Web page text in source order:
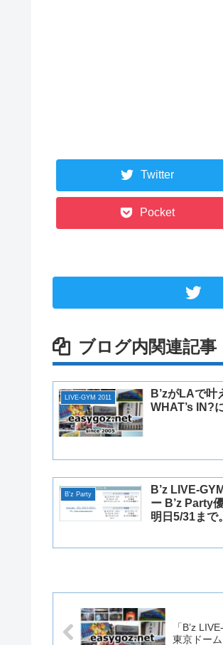
Twitter
Pocket
ブログ内関連記事
LIVE-GYM 2011
B’zがLAで叶
WHAT’s IN?
B'z Party
B’z LIVE-
ー B’z Party
明日5/31まで。
「B’z
東京ドー